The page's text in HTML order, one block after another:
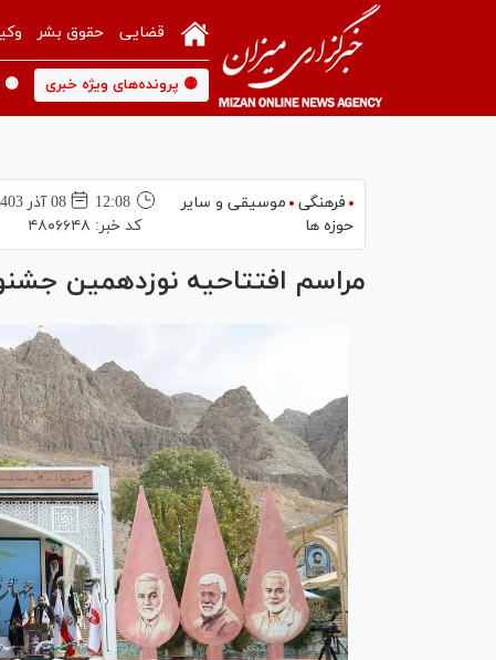
قضایی حقوق بشر
🟡 پرونده‌های ویژه خبری 🟡
فرهنگی
موسیقی و سایر
حوزه ها
12:08
08 آذر 1403
کد خبر: ۴۸۰۶۶۴۸
مراسم افتتاحیه نوزدهمین